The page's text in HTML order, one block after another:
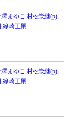
まゆこ,村松崇継(p),
篠崎正嗣
まゆこ,村松崇継(p),
篠崎正嗣